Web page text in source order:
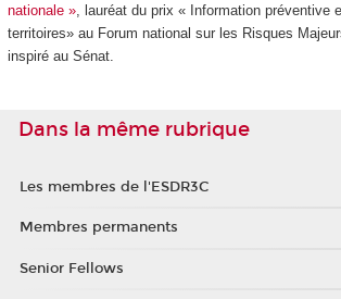
nationale », lauréat du prix « Information préventive
territoires» au Forum national sur les Risques
inspiré au Sénat.
Dans la même rubrique
Les membres de l'ESDR3C
Membres permanents
Senior Fellows